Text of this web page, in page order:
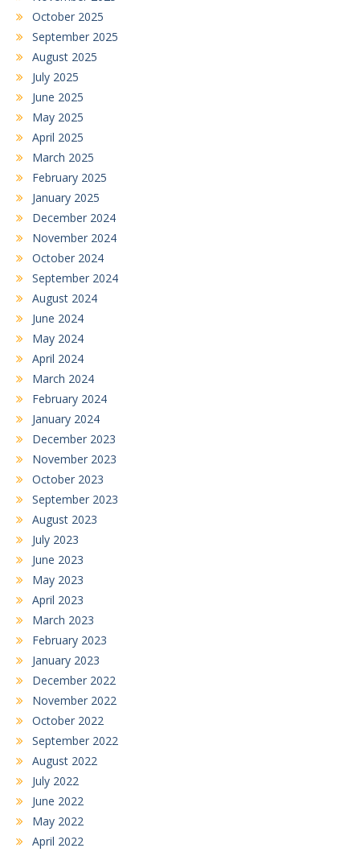
October 2025
September 2025
August 2025
July 2025
June 2025
May 2025
April 2025
March 2025
February 2025
January 2025
December 2024
November 2024
October 2024
September 2024
August 2024
June 2024
May 2024
April 2024
March 2024
February 2024
January 2024
December 2023
November 2023
October 2023
September 2023
August 2023
July 2023
June 2023
May 2023
April 2023
March 2023
February 2023
January 2023
December 2022
November 2022
October 2022
September 2022
August 2022
July 2022
June 2022
May 2022
April 2022